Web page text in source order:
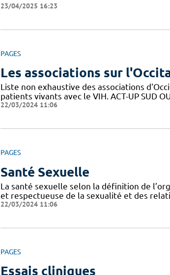
23/04/2025 16:23
PAGES
Les associations sur
Liste non exhaustive des associations
patients vivants avec le VIH. ACT-UP SUD
22/03/2024 11:06
PAGES
Santé Sexuelle
La santé sexuelle selon la définition de
et respectueuse de la sexualité et des
22/03/2024 11:06
PAGES
Essais cliniques